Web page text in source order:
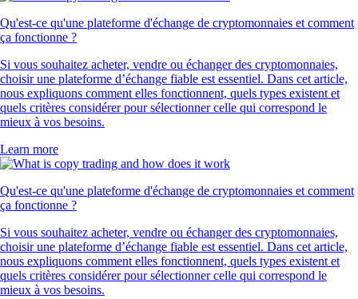
Qu'est-ce qu'une plateforme d'échange de cryptomonnaies et comment
ça fonctionne ?
Si vous souhaitez acheter, vendre ou échanger des cryptomonnaies,
choisir une plateforme d’échange fiable est essentiel. Dans cet article,
nous expliquons comment elles fonctionnent, quels types existent et
quels critères considérer pour sélectionner celle qui correspond le
mieux à vos besoins.
Learn more
Qu'est-ce qu'une plateforme d'échange de cryptomonnaies et comment
ça fonctionne ?
Si vous souhaitez acheter, vendre ou échanger des cryptomonnaies,
choisir une plateforme d’échange fiable est essentiel. Dans cet article,
nous expliquons comment elles fonctionnent, quels types existent et
quels critères considérer pour sélectionner celle qui correspond le
mieux à vos besoins.